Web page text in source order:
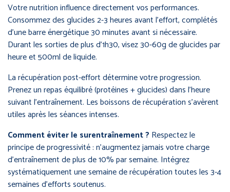
Votre nutrition influence directement vos performances.
Consommez des glucides 2-3 heures avant l’effort, complétés
d’une barre énergétique 30 minutes avant si nécessaire.
Durant les sorties de plus d’1h30, visez 30-60g de glucides par
heure et 500ml de liquide.
La récupération post-effort détermine votre progression.
Prenez un repas équilibré (protéines + glucides) dans l’heure
suivant l’entraînement. Les boissons de récupération s’avèrent
utiles après les séances intenses.
Comment éviter le surentraînement ? Respectez le
principe de progressivité : n’augmentez jamais votre charge
d’entraînement de plus de 10% par semaine. Intégrez
systématiquement une semaine de récupération toutes les 3-4
semaines d’efforts soutenus.